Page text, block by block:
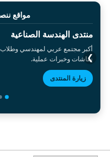
مواقع
منتدى الهندسة الصناعية
أكبر مجتمع عربي لمهندسي
نقاشات وخبرات عملية.
زيارة المنتدى
❯